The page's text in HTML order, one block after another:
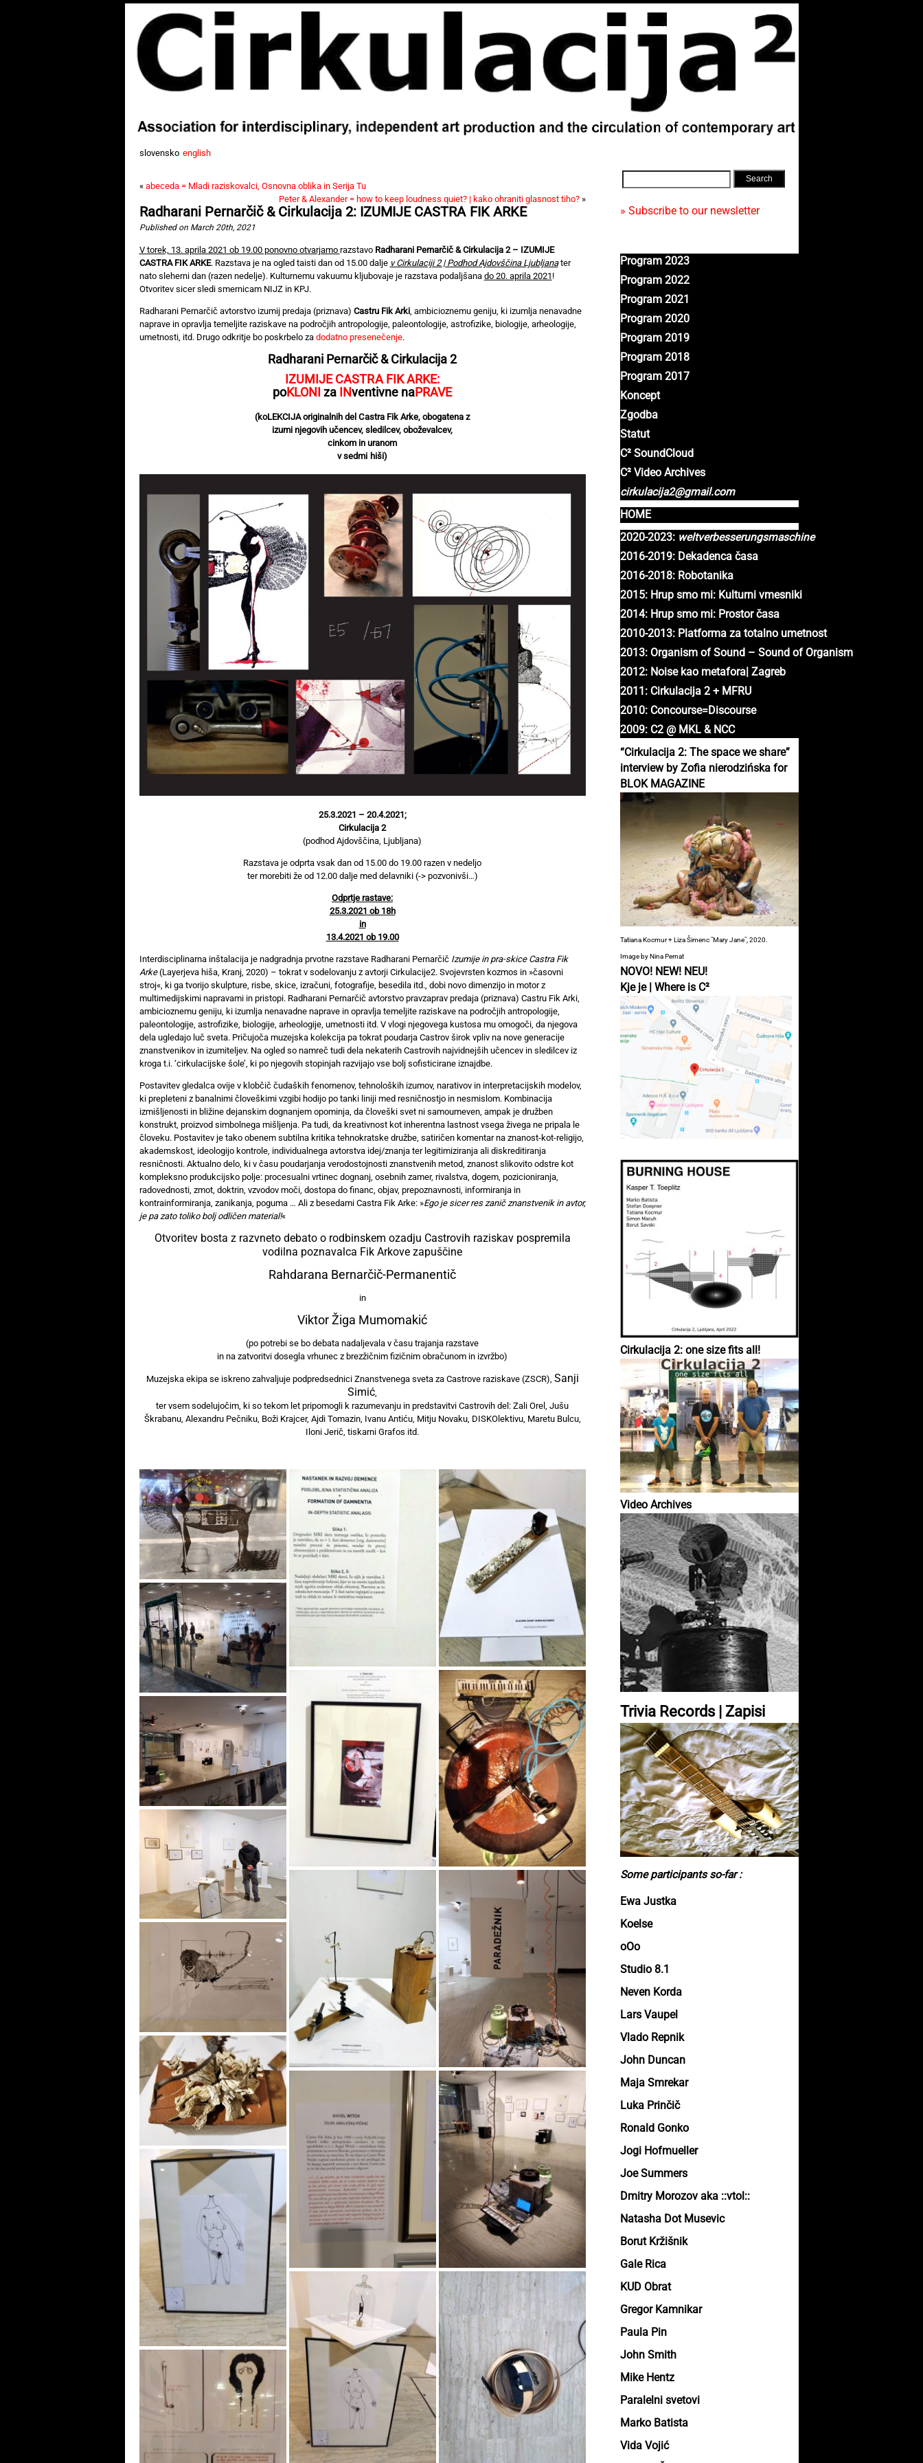
slovensko english
» Subscribe to our newsletter
Program 2023
Program 2022
Program 2021
Program 2020
Program 2019
Program 2018
Program 2017
Koncept
Zgodba
Statut
C² SoundCloud
C² Video Archives
cirkulacija2@gmail.com
HOME
2020-2023: weltverbesserungsmaschine
2016-2019: Dekadenca časa
2016-2018: Robotanika
2015: Hrup smo mi: Kulturni vmesniki
2014: Hrup smo mi: Prostor časa
2010-2013: Platforma za totalno umetnost
2013: Organism of Sound – Sound of Organism
2012: Noise kao metafora| Zagreb
2011: Cirkulacija 2 + MFRU
2010: Concourse=Discourse
2009: C2 @ MKL & NCC
“Cirkulacija 2: The space we share”
interview by Zofia nierodzińska for
BLOK MAGAZINE
Tatiana Kocmur + Liza Šimenc "Mary Jane", 2020.
Image by Nina Pernat
NOVO! NEW! NEU!
Kje je | Where is C²
Cirkulacija 2: one size fits all!
Video Archives
Trivia Records | Zapisi
Some participants so-far :
Ewa Justka
Koelse
oOo
Studio 8.1
Neven Korda
Lars Vaupel
Vlado Repnik
John Duncan
Maja Smrekar
Luka Prinčič
Ronald Gonko
Jogi Hofmueller
Joe Summers
Dmitry Morozov aka ::vtol::
Natasha Dot Musevic
Borut Kržišnik
Gale Rica
KUD Obrat
Gregor Kamnikar
Paula Pin
John Smith
Mike Hentz
Paralelni svetovi
Marko Batista
Vida Vojić
« abeceda = Mladi raziskovalci, Osnovna oblika in Serija Tu
Peter & Alexander = how to keep loudness quiet? | kako ohraniti glasnost tiho?»
Radharani Pernarčič & Cirkulacija 2: IZUMIJE CASTRA FIK ARKE
Published on March 20th, 2021
V torek, 13. aprila 2021 ob 19.00 ponovno otvarjamo razstavo Radharani Pernarčič & Cirkulacija 2 – IZUMIJE
CASTRA FIK ARKE. Razstava je na ogled taisti dan od 15.00 dalje v Cirkulaciji 2 | Podhod Ajdovščina Ljubljanater
nato sleherni dan (razen nedelje). Kulturnemu vakuumu kljubovaje je razstava podaljšana do 20. aprila 2021 !
Otvoritev sicer sledi smernicam NIJZ in KPJ.
Radharani Pernarčič avtorstvo izumij predaja (priznava) Castru Fik Arki, ambicioznemu geniju, ki izumlja nenavadne
naprave in opravlja temeljite raziskave na področjih antropologije, paleontologije, astrofizike, biologije, arheologije,
umetnosti, itd. Drugo odkritje bo poskrbelo za dodatno presenečenje.
Radharani Pernarčič & Cirkulacija 2
IZUMIJE CASTRA FIK ARKE:
poKLONI za INventivne naPRAVE
(koLEKCIJA originalnih del Castra Fik Arke, obogatena z
izumi njegovih učencev, sledilcev, oboževalcev,
cinkom in uranom
v sedmi hiši)
25.3.2021 – 20.4.2021;
Cirkulacija 2
(podhod Ajdovščina, Ljubljana)
Razstava je odprta vsak dan od 15.00 do 19.00 razen v nedeljo
ter morebiti že od 12.00 dalje med delavniki (-> pozvonivši…)
Odprtje rastave:
25.3.2021 ob 18h
in
13.4.2021 ob 19.00
Interdisciplinarna inštalacija je nadgradnja prvotne razstave Radharani Pernarčič Izumije in pra-skice Castra Fik
Arke(Layerjeva hiša, Kranj, 2020) – tokrat v sodelovanju z avtorji Cirkulacije2. Svojevrsten kozmos in »časovni
stroj«, ki ga tvorijo skulpture, risbe, skice, izračuni, fotografije, besedila itd., dobi novo dimenzijo in motor z
multimedijskimi napravami in pristopi. Radharani Pernarčič avtorstvo pravzaprav predaja (priznava) Castru Fik Arki,
ambicioznemu geniju, ki izumlja nenavadne naprave in opravlja temeljite raziskave na področjih antropologije,
paleontologije, astrofizike, biologije, arheologije, umetnosti itd. V vlogi njegovega kustosa mu omogoči, da njegova
dela ugledajo luč sveta. Pričujoča muzejska kolekcija pa tokrat poudarja Castrov širok vpliv na nove generacije
znanstvenikov in izumiteljev. Na ogled so namreč tudi dela nekaterih Castrovih najvidnejših učencev in sledilcev iz
kroga t.i. ‘cirkulacijske šole’, ki po njegovih stopinjah razvijajo vse bolj sofisticirane iznajdbe.
Postavitev gledalca ovije v klobčič čudaških fenomenov, tehnoloških izumov, narativov in interpretacijskih modelov,
ki prepleteni z banalnimi človeškimi vzgibi hodijo po tanki liniji med resničnostjo in nesmislom. Kombinacija
izmišljenosti in bližine dejanskim dognanjem opominja, da človeški svet ni samoumeven, ampak je družben
konstrukt, proizvod simbolnega mišljenja. Pa tudi, da kreativnost kot inherentna lastnost vsega živega ne pripala le
človeku. Postavitev je tako obenem subtilna kritika tehnokratske družbe, satiričen komentar na znanost-kot-religijo,
akademskost, ideologijo kontrole, individualnega avtorstva idej/znanja ter legitimiziranja ali diskreditiranja
resničnosti. Aktualno delo, ki v času poudarjanja verodostojnosti znanstvenih metod, znanost slikovito odstre kot
kompleksno produkcijsko polje: procesualni vrtinec dognanj, osebnih zamer, rivalstva, dogem, pozicioniranja,
radovednosti, zmot, doktrin, vzvodov moči, dostopa do financ, objav, prepoznavnosti, informiranja in
kontrainformiranja, zanikanja, poguma … Ali z besedami Castra Fik Arke: »Ego je sicer res zanič znanstvenik in avtor,
je pa zato toliko bolj odličen material!«
Otvoritev bosta z razvneto debato o rodbinskem ozadju Castrovih raziskav pospremila
vodilna poznavalca Fik Arkove zapuščine
Rahdarana Bernarčič-Permanentič
in
Viktor Žiga Mumomakić
(po potrebi se bo debata nadaljevala v času trajanja razstave
in na zatvoritvi dosegla vrhunec z brezžičnim fizičnim obračunom in izvržbo)
Muzejska ekipa se iskreno zahvaljuje podpredsednici Znanstvenega sveta za Castrove raziskave (ZSCR), Sanji
Simić,
ter vsem sodelujočim, ki so tekom let pripomogli k razumevanju in predstavitvi Castrovih del: Zali Orel, Jušu
Škrabanu, Alexandru Pečniku, Boži Krajcer, Ajdi Tomazin, Ivanu Antiću, Mitju Novaku, DISKOlektivu, Maretu Bulcu,
Iloni Jerič, tiskarni Grafos itd.